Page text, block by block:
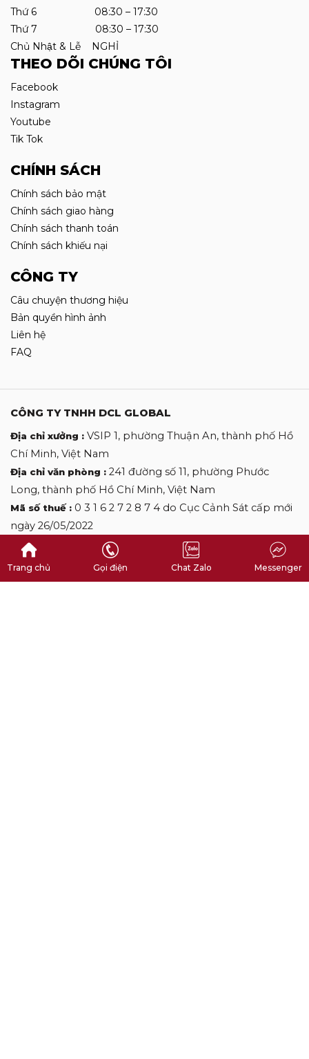
Thứ 6 08:30 – 17:30
Thứ 7 08:30 – 17:30
Chủ Nhật & Lễ NGHỈ
THEO DÕI CHÚNG TÔI
Facebook
Instagram
Youtube
Tik Tok
CHÍNH SÁCH
Chính sách bảo mật
Chính sách giao hàng
Chính sách thanh toán
Chính sách khiếu nại
CÔNG TY
Câu chuyện thương hiệu
Bản quyền hình ảnh
Liên hệ
FAQ
CÔNG TY TNHH DCL GLOBAL
Địa chỉ xưởng : VSIP 1, phường Thuận An, thành phố Hồ
Chí Minh, Việt Nam
Địa chỉ văn phòng : 241 đường số 11, phường Phước
Long, thành phố Hồ Chí Minh, Việt Nam
Mã số thuế : 0 3 1 6 2 7 2 8 7 4 do Cục Cảnh Sát cấp mới
ngày 26/05/2022
Hotline : 0 9 0 9 0 9 2 7 0 6
Email : desclothinglabels@gmail.com
Trang chủ Gọi điện Chat Zalo Messenger